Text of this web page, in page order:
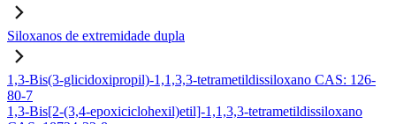
Siloxanos de extremidade dupla
1,3-Bis(3-glicidoxipropil)-1,1,3,3-tetrametildissiloxano CAS: 126-
80-7
1,3-Bis[2-(3,4-epoxiciclohexil)etil]-1,1,3,3-tetrametildissiloxano